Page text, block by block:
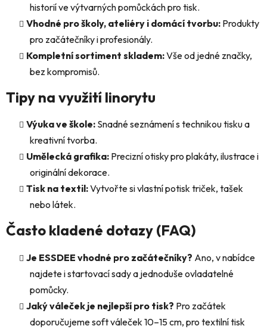
historií ve výtvarných pomůckách pro tisk.
Vhodné pro školy, ateliéry i domácí tvorbu: Produkty
pro začátečníky i profesionály.
Kompletní sortiment skladem:Vše od jedné značky,
bez kompromisů.
Tipy na využití linorytu
Výuka ve škole: Snadné seznámení s technikou tisku a
kreativní tvorba.
Umělecká grafika: Precizní otisky pro plakáty, ilustrace i
originální dekorace.
Tisk na textil:Vytvořte si vlastní potisk triček, tašek
nebo látek.
Často kladené dotazy (FAQ)
Je ESSDEE vhodné pro začátečníky? Ano, v nabídce
najdete i startovací sady a jednoduše ovladatelné
pomůcky.
Jaký váleček je nejlepší pro tisk? Pro začátek
doporučujeme soft váleček 10–15 cm, pro textilní tisk